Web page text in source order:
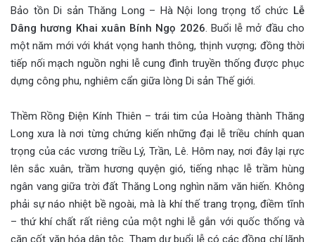
Bảo tồn Di sản Thăng Long – Hà Nội long trọng tổ chức Lễ
Dâng hương Khai xuân Bính Ngọ 2026. Buổi lễ mở đầu cho
một năm mới với khát vọng hanh thông, thịnh vượng; đồng thời
tiếp nối mạch nguồn nghi lễ cung đình truyền thống được phục
dựng công phu, nghiêm cẩn giữa lòng Di sản Thế giới.
Thềm Rồng Điện Kính Thiên – trái tim của Hoàng thành Thăng
Long xưa là nơi từng chứng kiến những đại lễ triều chính quan
trọng của các vương triều Lý, Trần, Lê. Hôm nay, nơi đây lại rực
lên sắc xuân, trầm hương quyện gió, tiếng nhạc lễ trầm hùng
ngân vang giữa trời đất Thăng Long nghìn năm văn hiến. Không
phải sự náo nhiệt bề ngoài, mà là khí thế trang trọng, điềm tĩnh
– thứ khí chất rất riêng của một nghi lễ gắn với quốc thống và
căn cốt văn hóa dân tộc. Tham dự buổi lễ có các đồng chí lãnh